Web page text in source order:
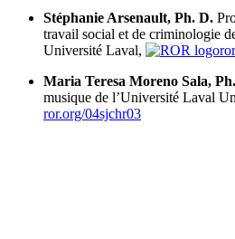
Stéphanie Arsenault, Ph. D.
travail social et de criminologie
Université Laval,
Maria Teresa Moreno Sala,
musique de l’Université Laval
ror.org/04sjchr03